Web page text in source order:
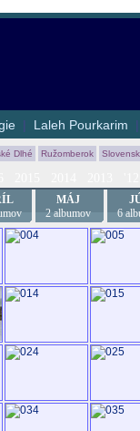
| Laleh Pourkarim
Dlhé Ružomberok
MÁJ
2 albumov
6